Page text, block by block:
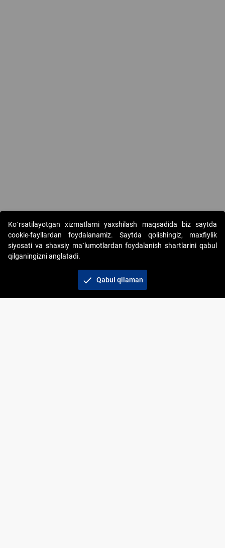
Copyright © 2017-2026. "Elektron onlayn-auksionlarni
tashkil etish" AJ. Barcha huquqlar himoyalangan
Ko`rsatilayotgan xizmatlarni yaxshilash maqsadida biz saytda
cookie-fayllardan foydalanamiz. Saytda qolishingiz, maxfiylik
siyosati va shaxsiy ma`lumotlardan foydalanish shartlarini qabul
qilganingizni anglatadi.
check Qabul qilaman